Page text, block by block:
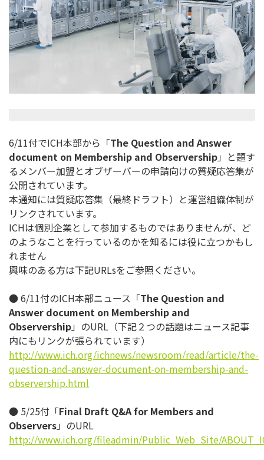
6/11付でICH本部から「The Question and Answer
document on Membership and Observership」と題す
るメンバー加盟とオブザーバーの申請向けの質疑応答集が
公開されています。
本通知には質疑応答集（最終ドラフト）と運営組織体制が
リンクされています。
ICHは個別企業として参加するものではありませんが、ど
のようなことを行っているのかを知るには役に立つかもし
れません
興味のある方は下記URLsをご参照ください。
● 6/11付のICH本部ニュース「The Question and
Answer document on Membership and
Observership」のURL（下記２つの話題はニュース記事
内にもリンクが張られています）
http://www.ich.org/ichnews/newsroom/read/article/the-
question-and-answer-document-on-membership-and-
observership.html
● 5/25付「Final Draft Q&A for Members and
Observers」のURL
http://www.ich.org/fileadmin/Public_Web_Site/